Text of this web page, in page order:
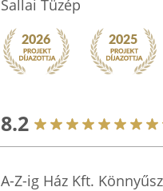
Sallai Tüzép
8.2
A-Z-ig Ház Kft.